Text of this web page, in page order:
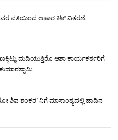
ವತಿಯಿಂದ ಆಹಾರ ಕಿಟ್ ವಿತರಣೆ.
ದುಡಿಯುತ್ತಿರೊ ಆಶಾ ಕಾರ್ಯಕರ್ತರಿಗೆ
ಶಿವ ಶಂಕರ' ನಿಗೆ ಮಾಸಾಂತ್ಯದಲ್ಲಿ ಹಾಡಿನ